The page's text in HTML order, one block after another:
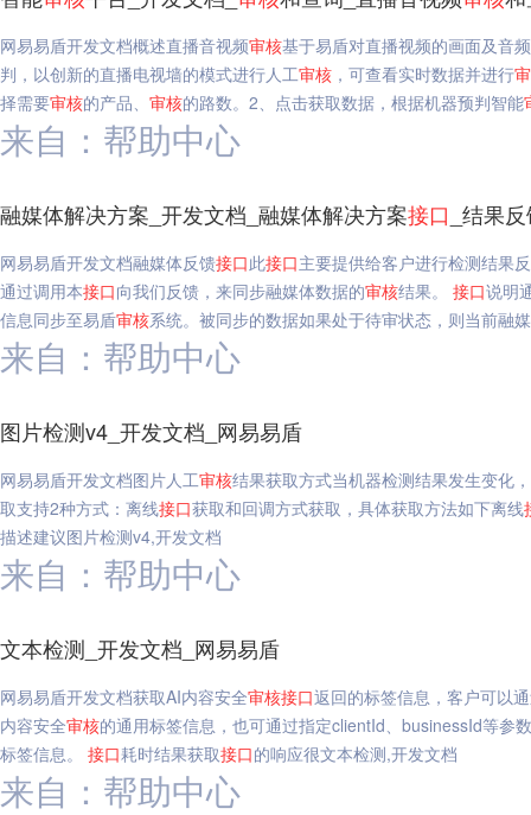
网易易盾开发文档概述直播音视频审核基于易盾对直播视频的画面及音
判，以创新的直播电视墙的模式进行人工审核 ，可查看实时数据并进行
择需要审核的产品、 审核的路数。2、点击获取数据，根据机器预判智能
来自：帮助中心
融媒体解决方案_开发文档_融媒体解决方案接口 _结果
网易易盾开发文档融媒体反馈接口此接口主要提供给客户进行检测结果
通过调用本接口向我们反馈，来同步融媒体数据的审核结果。 接口说明
信息同步至易盾审核系统。被同步的数据如果处于待审状态，则当前融
来自：帮助中心
图片检测v4_开发文档_网易易盾
网易易盾开发文档图片人工审核结果获取方式当机器检测结果发生变化
取支持2种方式：离线接口获取和回调方式获取，具体获取方法如下离线
描述建议图片检测v4,开发文档
来自：帮助中心
文本检测_开发文档_网易易盾
网易易盾开发文档获取AI内容安全审核接口返回的标签信息，客户可以
内容安全审核的通用标签信息，也可通过指定clientId、businessId等参
标签信息。 接口耗时结果获取接口的响应很文本检测,开发文档
来自：帮助中心